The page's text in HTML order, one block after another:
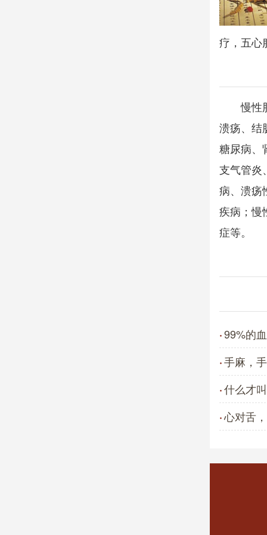
疗，五心
慢性
溃疡、结
糖尿病、
支气管炎
病、溃疡
疾病；慢
症等。
·99%的
·手麻，
·什么才
·心对舌